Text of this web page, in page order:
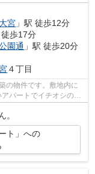
宮 」駅 徒歩12分
徒歩17分
園通 」駅 徒歩20分
４丁目
の物件です。敷地内に
パートでイチオシの物
。
ト」への